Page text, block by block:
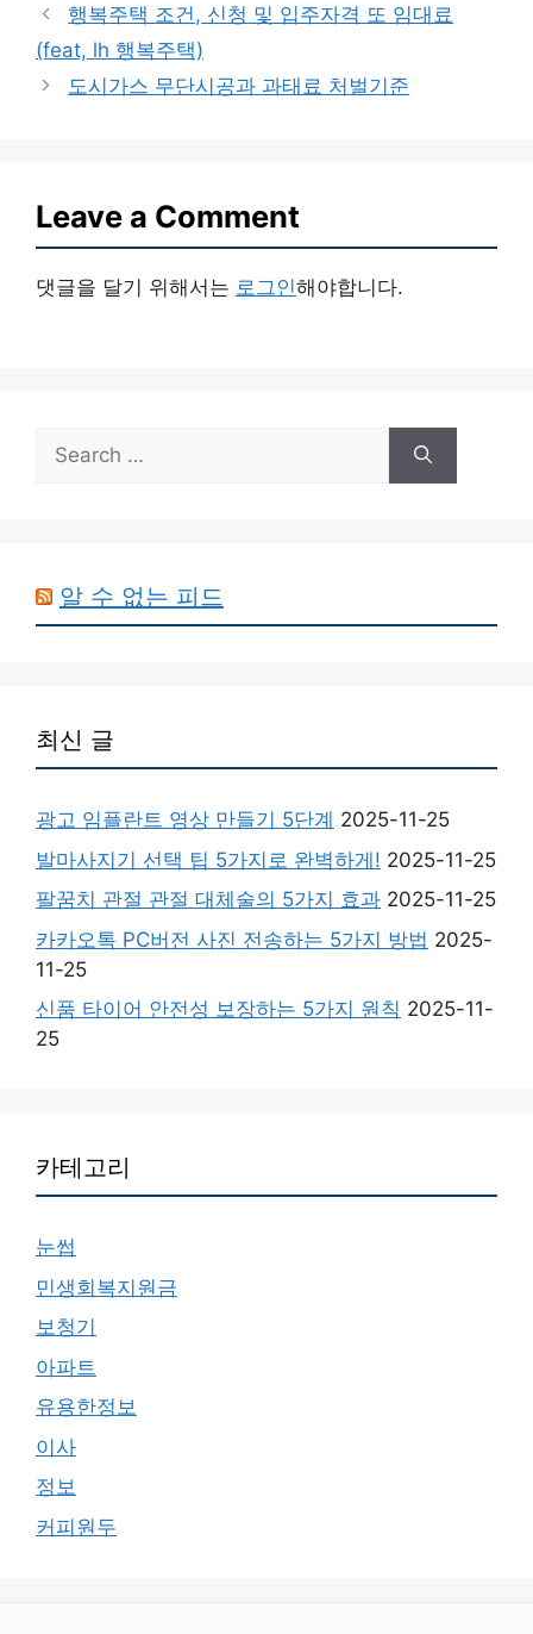
행복주택 조건, 신청 및 입주자격 또 임대료
(feat, lh 행복주택)
도시가스 무단시공과 과태료 처벌기준
Leave a Comment
댓글을 달기 위해서는 로그인해야합니다.
Search
for:
알 수 없는 피드
최신 글
광고 임플란트 영상 만들기 5단계 2025-11-25
발마사지기 선택 팁 5가지로 완벽하게! 2025-11-25
팔꿈치 관절 관절 대체술의 5가지 효과 2025-11-25
카카오톡 PC버전 사진 전송하는 5가지 방법 2025-
11-25
신품 타이어 안전성 보장하는 5가지 원칙 2025-11-
25
카테고리
눈썹
민생회복지원금
보청기
아파트
유용한정보
이사
정보
커피원두